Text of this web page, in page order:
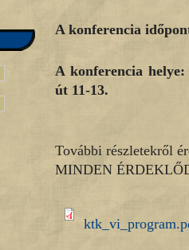
A konferencia
A konferencia helye:
út 11-13.
További részletekről
MINDEN